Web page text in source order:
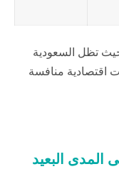
حيث تظل السعودية
اقتصادية منافسة
المدى البعيد